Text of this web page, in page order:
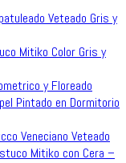
Veteado Gris y
Mitiko Color Gris y
y Floreado
Pintado en Dormitorio
Veneciano Veteado
Mitiko con Cera –